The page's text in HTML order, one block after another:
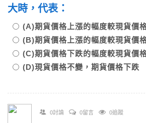
大時，代表：
(A)期貨價格上漲的幅度較現貨價
(B)期貨價格上漲的幅度較現貨價
(C)期貨價格下跌的幅度較現貨價
(D)現貨價格不變，期貨價格下跌
0討論 0留言 0追蹤